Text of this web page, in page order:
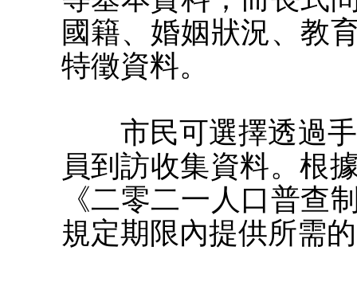
國籍、婚姻狀況、教
特徵資料。
市民可選擇透過手
員到訪收集資料。根
《二零二一人口普查
規定期限內提供所需